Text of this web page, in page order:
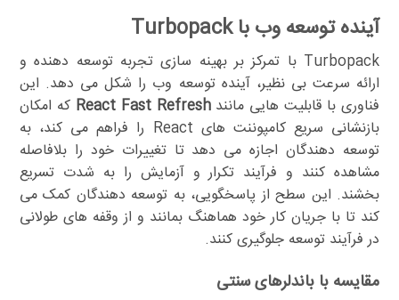
آینده توسعه وب با Turbopack
Turbopack با تمرکز بر بهینه سازی تجربه توسعه دهنده و
ارائه سرعت بی نظیر، آینده توسعه وب را شکل می دهد. این
فناوری با قابلیت هایی مانندReact Fast Refresh که امکان
بازنشانی سریع کامپوننت های React را فراهم می کند، به
توسعه دهندگان اجازه می دهد تا تغییرات خود را بلافاصله
مشاهده کنند و فرآیند تکرار و آزمایش را به شدت تسریع
بخشند. این سطح از پاسخگویی، به توسعه دهندگان کمک می
کند تا با جریان کار خود هماهنگ بمانند و از وقفه های طولانی
در فرآیند توسعه جلوگیری کنند.
مقایسه با باندلرهای سنتی